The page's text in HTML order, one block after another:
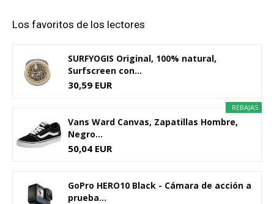
Los favoritos de los lectores
SURFYOGIS Original, 100% natural,
Surfscreen con...
30,59 EUR
REBAJAS
Vans Ward Canvas, Zapatillas Hombre,
Negro...
50,04 EUR
GoPro HERO10 Black - Cámara de acción a
prueba...